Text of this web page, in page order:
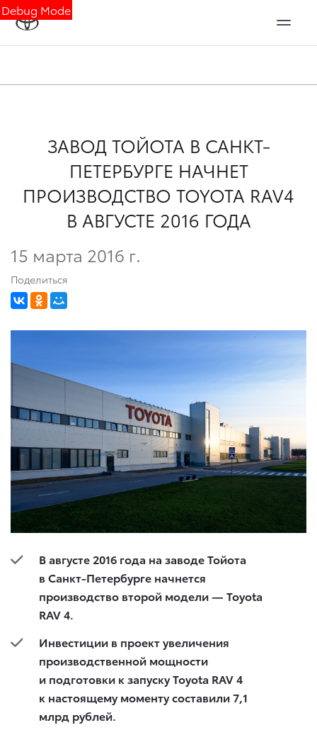
Debug Mode
ЗАВОД ТОЙОТА В САНКТ-
ПЕТЕРБУРГЕ НАЧНЕТ
ПРОИЗВОДСТВО TOYOTA RAV4
В АВГУСТЕ 2016 ГОДА
15 марта 2016 г.
Поделиться
В августе 2016 года на заводе Тойота
в Санкт-Петербурге начнется
производство второй модели — Toyota
RAV 4.
Инвестиции в проект увеличения
производственной мощности
и подготовки к запуску Toyota RAV 4
к настоящему моменту составили 7,1
млрд рублей.